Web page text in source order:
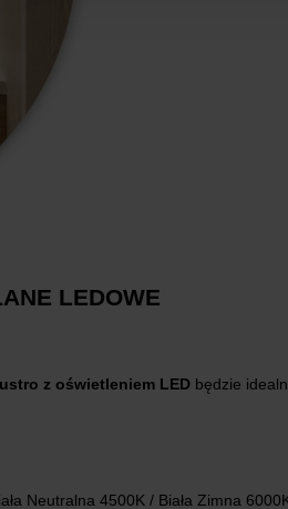
LEDOWE
z oświetleniem LED będzie
Neutralna 4500K / Biała Zimna